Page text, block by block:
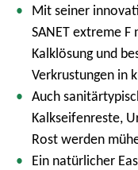
Mit seiner
SANET extreme
Kalklösung und
Verkrustungen in
Auch
Kalkseifenreste,
Rost werden
Ein natürlicher